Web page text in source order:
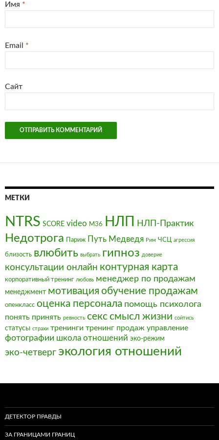
Имя *
Email *
Сайт
МЕТКИ
NTRS SCORE video М36 НЛП НЛП-Практик
Недотрога Париж Путь Медведя Рим ЧСЦ агрессия
близость влюбить выбрать гипноз доверие
консультации онлайн контурная карта
корпоративный тренинг любовь менеджер по продажам
менеджмент мотивация обучение продажам
опенкласс оценка персонала помощь психолога
понять принять ревность секссмысл жизни сойтись
статусы страхи тренинги тренинг продаж управление
фотографии школа отношений эко-режим
эко-четверг экология отношений
ДЕТЕКТОР ПРАВДЫ
ЗА ГРАНИЦАМИ ГРАНИЦ